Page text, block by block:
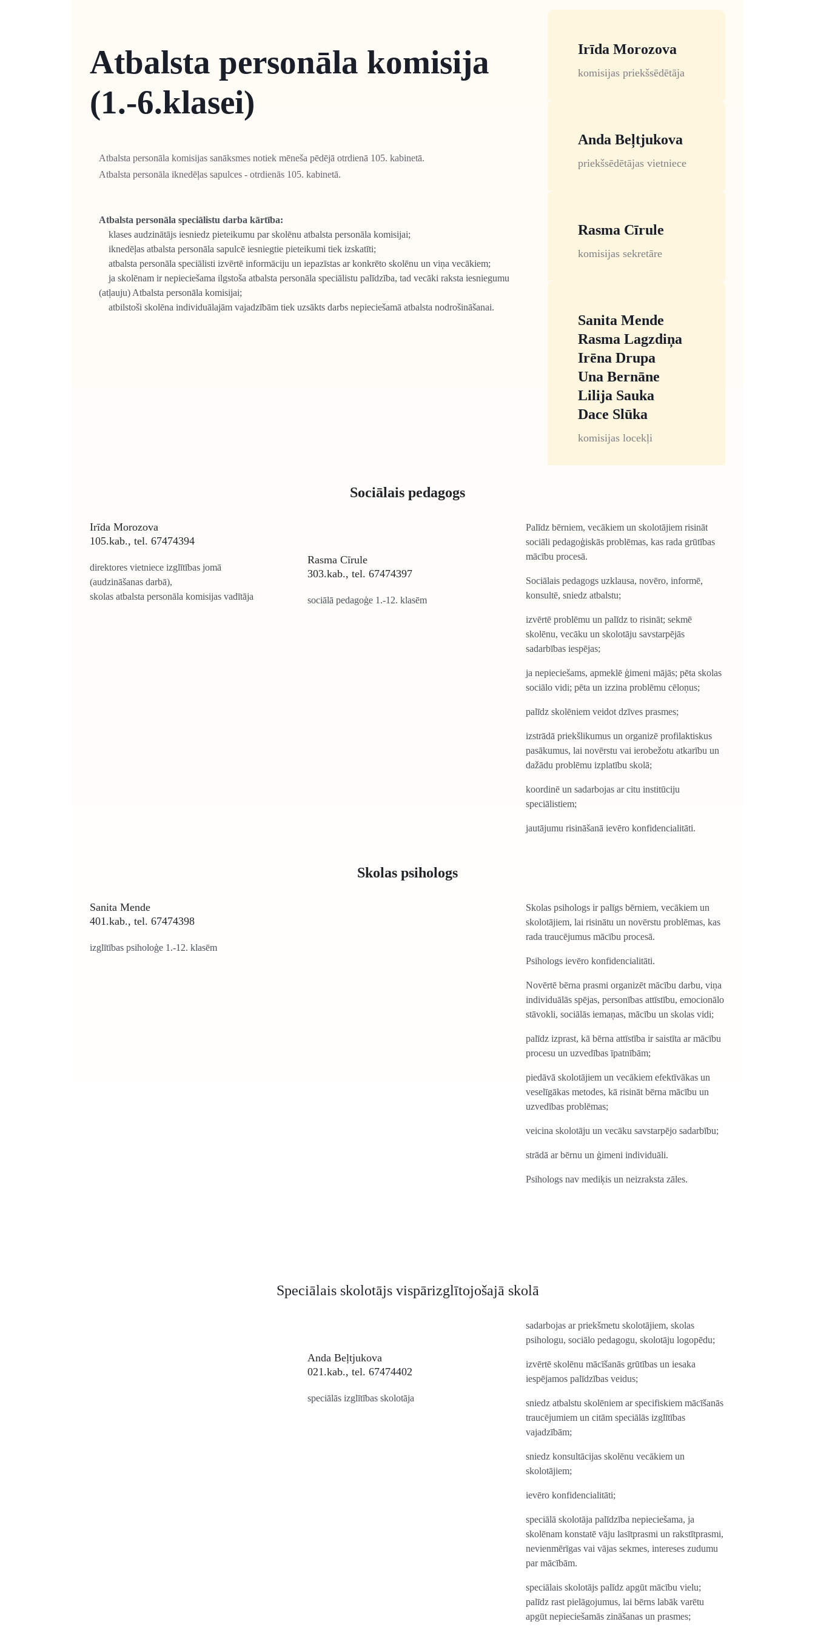
Atbalsta personāla komisija
(1.-6.klasei)
Atbalsta personāla komisijas sanāksmes notiek mēneša pēdējā otrdienā 105. kabinetā.
Atbalsta personāla iknedēļas sapulces - otrdienās 105. kabinetā.
Atbalsta personāla speciālistu darba kārtība:
klases audzinātājs iesniedz pieteikumu par skolēnu atbalsta personāla komisijai;
iknedēļas atbalsta personāla sapulcē iesniegtie pieteikumi tiek izskatīti;
atbalsta personāla speciālisti izvērtē informāciju un iepazīstas ar konkrēto skolēnu un viņa vecākiem;
ja skolēnam ir nepieciešama ilgstoša atbalsta personāla speciālistu palīdzība, tad vecāki raksta iesniegumu
(atļauju) Atbalsta personāla komisijai;
atbilstoši skolēna individuālajām vajadzībām tiek uzsākts darbs nepieciešamā atbalsta nodrošināšanai.
Irīda Morozova
komisijas priekšsēdētāja
Anda Beļtjukova
priekšsēdētājas vietniece
Rasma Cīrule
komisijas sekretāre
Sanita Mende
Rasma Lagzdiņa
Irēna Drupa
Una Bernāne
Lilija Sauka
Dace Slūka
komisijas locekļi
Sociālais pedagogs
Irīda Morozova
105.kab., tel. 67474394
direktores vietniece izglītības jomā
(audzināšanas darbā),
skolas atbalsta personāla komisijas vadītāja
Rasma Cīrule
303.kab., tel. 67474397
sociālā pedagoģe 1.-12. klasēm
Palīdz bērniem, vecākiem un skolotājiem risināt
sociāli pedagoģiskās problēmas, kas rada grūtības
mācību procesā.
Sociālais pedagogs uzklausa, novēro, informē,
konsultē, sniedz atbalstu;
izvērtē problēmu un palīdz to risināt; sekmē
skolēnu, vecāku un skolotāju savstarpējās
sadarbības iespējas;
ja nepieciešams, apmeklē ģimeni mājās; pēta skolas
sociālo vidi; pēta un izzina problēmu cēloņus;
palīdz skolēniem veidot dzīves prasmes;
izstrādā priekšlikumus un organizē profilaktiskus
pasākumus, lai novērstu vai ierobežotu atkarību un
dažādu problēmu izplatību skolā;
koordinē un sadarbojas ar citu institūciju
speciālistiem;
jautājumu risināšanā ievēro konfidencialitāti.
Skolas psihologs
Sanita Mende
401.kab., tel. 67474398
izglītības psiholoģe 1.-12. klasēm
Skolas psihologs ir palīgs bērniem, vecākiem un
skolotājiem, lai risinātu un novērstu problēmas, kas
rada traucējumus mācību procesā.
Psihologs ievēro konfidencialitāti.
Novērtē bērna prasmi organizēt mācību darbu, viņa
individuālās spējas, personības attīstību, emocionālo
stāvokli, sociālās iemaņas, mācību un skolas vidi;
palīdz izprast, kā bērna attīstība ir saistīta ar mācību
procesu un uzvedības īpatnībām;
piedāvā skolotājiem un vecākiem efektīvākas un
veselīgākas metodes, kā risināt bērna mācību un
uzvedības problēmas;
veicina skolotāju un vecāku savstarpējo sadarbību;
strādā ar bērnu un ģimeni individuāli.
Psihologs nav mediķis un neizraksta zāles.
Speciālais skolotājs vispārizglītojošajā skolā
Anda Beļtjukova
021.kab., tel. 67474402
speciālās izglītības skolotāja
sadarbojas ar priekšmetu skolotājiem, skolas
psihologu, sociālo pedagogu, skolotāju logopēdu;
izvērtē skolēnu mācīšanās grūtības un iesaka
iespējamos palīdzības veidus;
sniedz atbalstu skolēniem ar specifiskiem mācīšanās
traucējumiem un citām speciālās izglītības
vajadzībām;
sniedz konsultācijas skolēnu vecākiem un
skolotājiem;
ievēro konfidencialitāti;
speciālā skolotāja palīdzība nepieciešama, ja
skolēnam konstatē vāju lasītprasmi un rakstītprasmi,
nevienmērīgas vai vājas sekmes, intereses zudumu
par mācībām.
speciālais skolotājs palīdz apgūt mācību vielu;
palīdz rast pielāgojumus, lai bērns labāk varētu
apgūt nepieciešamās zināšanas un prasmes;